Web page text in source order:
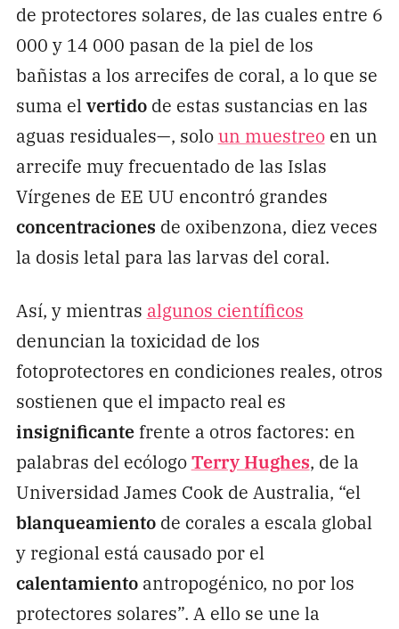
de protectores solares, de las cuales entre 6
000 y 14 000 pasan de la piel de los
bañistas a los arrecifes de coral, a lo que se
suma elvertidode estas sustancias en las
aguas residuales—, soloun muestreoen un
arrecife muy frecuentado de las Islas
Vírgenes de EE UU encontró grandes
concentraciones de oxibenzona, diez veces
la dosis letal para las larvas del coral.
Así, y mientras algunos científicos
denuncian la toxicidad de los
fotoprotectores en condiciones reales, otros
sostienen que el impacto real es
insignificantefrente a otros factores: en
palabras del ecólogoTerry Hughes, de la
Universidad James Cook de Australia, “el
blanqueamientode corales a escala global
y regional está causado por el
calentamientoantropogénico, no por los
protectores solares”. A ello se une la